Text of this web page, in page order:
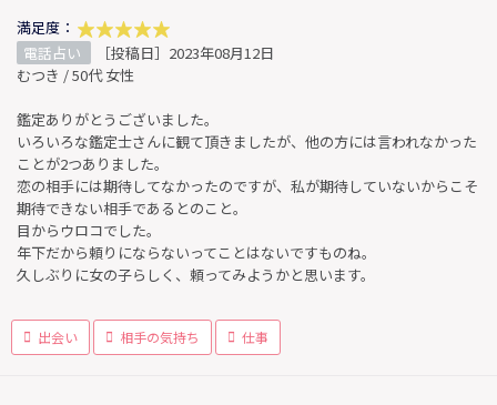
満足度：
電話占い
［投稿日］2023年08月12日
むつき / 50代 女性
鑑定ありがとうございました。
いろいろな鑑定士さんに観て頂きましたが、他の方には言われなかった
ことが2つありました。
恋の相手には期待してなかったのですが、私が期待していないからこそ
期待できない相手であるとのこと。
目からウロコでした。
年下だから頼りにならないってことはないですものね。
久しぶりに女の子らしく、頼ってみようかと思います。
出会い 相手の気持ち 仕事